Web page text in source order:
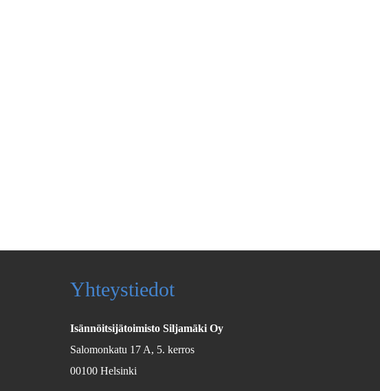
Yhteystiedot
Isännöitsijätoimisto Siljamäki Oy
Salomonkatu 17 A, 5. kerros
00100 Helsinki